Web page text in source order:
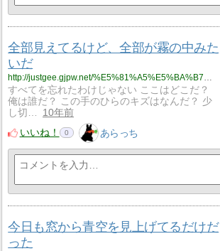
全部見えてるけど、全部が霧の中みた
いだ
http://justgee.gjpw.net/%E5%81%A5%E5%BA%B7%E3%83%BB%E4%BB%8B%E8%AD%B7/%E5%85%A8%E9%83%A8%E8%A6%8B%E3%81%88%E3%81%A6%E3%82%8B%E3%81%91%E3%81%A9%E3%80%81%E5%85%A8%E9%83%A8%E3%81%8C%E9%9C%A7%E3%81%AE%E4%B8%AD%E3%81%BF%E3%81%9F%E3%81%84%E3%81%A0
すべてを忘れたわけじゃない ここはどこだ？
俺は誰だ？ この手のひらのキズはなんだ？ 少
し切…
10年前
いいね！
0 あらっち
今日も窓から青空を見上げてるだけだ
った